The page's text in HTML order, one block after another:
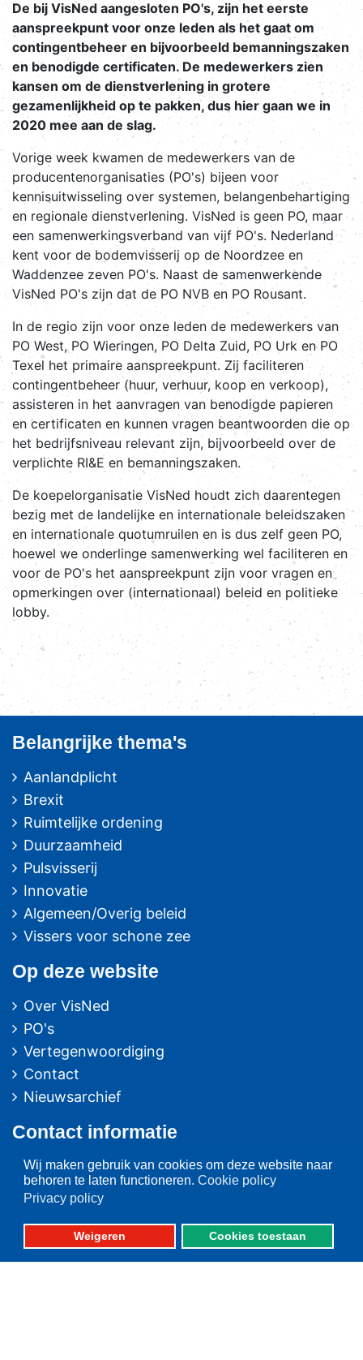
Wij maken gebruik van cookies om deze website naar
behoren te laten functioneren. Cookie policy
Privacy policy
Weigeren Cookies toestaan
De bij VisNed aangesloten PO's, zijn het eerste
aanspreekpunt voor onze leden als het gaat om
contingentbeheer en bijvoorbeeld bemanningszaken
en benodigde certificaten. De medewerkers zien
kansen om de dienstverlening in grotere
gezamenlijkheid op te pakken, dus hier gaan we in
2020 mee aan de slag.
Vorige week kwamen de medewerkers van de
producentenorganisaties (PO's) bijeen voor
kennisuitwisseling over systemen, belangenbehartiging
en regionale dienstverlening. VisNed is geen PO, maar
een samenwerkingsverband van vijf PO's. Nederland
kent voor de bodemvisserij op de Noordzee en
Waddenzee zeven PO's. Naast de samenwerkende
VisNed PO's zijn dat de PO NVB en PO Rousant.
In de regio zijn voor onze leden de medewerkers van
PO West, PO Wieringen, PO Delta Zuid, PO Urk en PO
Texel het primaire aanspreekpunt. Zij faciliteren
contingentbeheer (huur, verhuur, koop en verkoop),
assisteren in het aanvragen van benodigde papieren
en certificaten en kunnen vragen beantwoorden die op
het bedrijfsniveau relevant zijn, bijvoorbeeld over de
verplichte RI&E en bemanningszaken.
De koepelorganisatie VisNed houdt zich daarentegen
bezig met de landelijke en internationale beleidszaken
en internationale quotumruilen en is dus zelf geen PO,
hoewel we onderlinge samenwerking wel faciliteren en
voor de PO's het aanspreekpunt zijn voor vragen en
opmerkingen over (internationaal) beleid en politieke
lobby.
Belangrijke thema's
Aanlandplicht
Brexit
Ruimtelijke ordening
Duurzaamheid
Pulsvisserij
Innovatie
Algemeen/Overig beleid
Vissers voor schone zee
Op deze website
Over VisNed
PO's
Vertegenwoordiging
Contact
Nieuwsarchief
Contact informatie
Postbus 59
8320 AB URK
Bezoekadres:
Vlaak 12 URK